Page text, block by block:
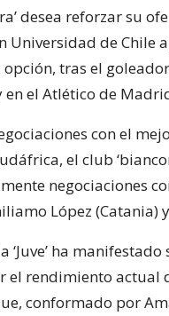
desea reforzar su
Universidad de Chile
tras el
en el Atlético de
con el
el club
negociaciones
López (Catania)
‘Juve’ ha manifestado
el rendimiento actual
conformado por